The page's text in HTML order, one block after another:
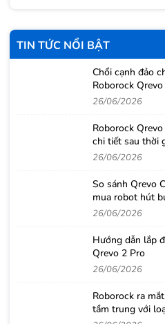
TIN TỨC NỔI BẬT
Chổi cạnh đảo
Roborock
26/06/2026
Roborock
chi tiết sau thời
26/06/2026
So sánh Qrevo
mua robot hút
26/06/2026
Hướng dẫn lắp
Qrevo 2 Pro
26/06/2026
Roborock ra
tầm trung với